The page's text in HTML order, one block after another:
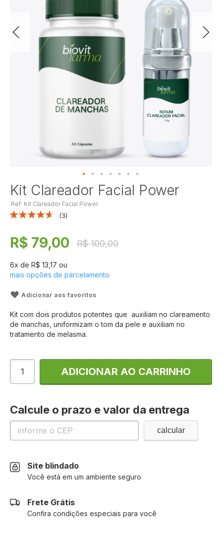
Saltar
para
o
início
Galeria
de
Kit Clareador Facial Power
Ref: Kit Clareador Facial Power
Classificação:
3
R$ 79,00 R$ 100,00
6x de R$ 13,17 ou
mais opções de parcelamento
Adicionar aos favoritos
Kit com dois produtos potentes que auxiliam no clareamento
de manchas, uniformizam o tom da pele e auxiliam no
tratamento de melasma.
ADICIONAR AO CARRINHO
Calcule o prazo e valor da entrega
Site blindado
Você está em um ambiente seguro
Frete Grátis
Confira condições especiais para você